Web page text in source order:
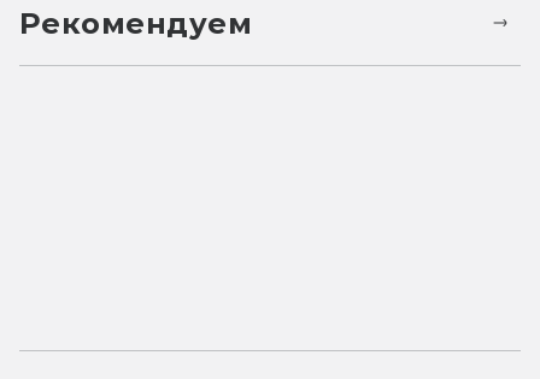
Рекомендуем